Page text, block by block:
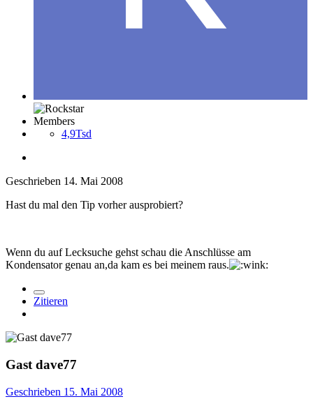
Members
4,9Tsd
Geschrieben 14. Mai 2008
Hast du mal den Tip vorher ausprobiert?
Wenn du auf Lecksuche gehst schau die Anschlüsse am
Kondensator genau an,da kam es bei meinem raus.
Zitieren
Gast dave77
Geschrieben 15. Mai 2008